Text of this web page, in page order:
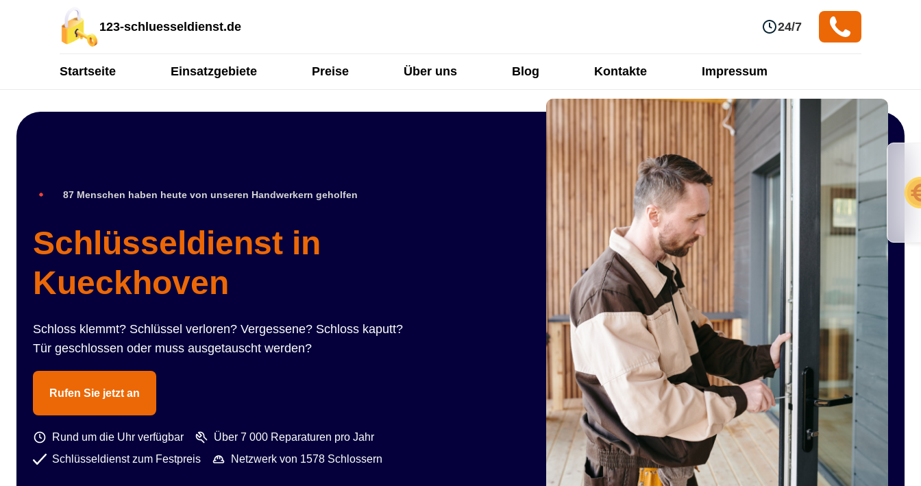
123-schluesseldienst.de 24/7
Startseite Einsatzgebiete Preise Über uns Blog Kontakte Impressum
87 Menschen haben heute von unseren Handwerkern geholfen
Schlüsseldienst in
Kueckhoven
Schloss klemmt? Schlüssel verloren? Vergessene? Schloss kaputt?
Tür geschlossen oder muss ausgetauscht werden?
Rufen Sie jetzt an
Rund um die Uhr verfügbar
Über 7 000 Reparaturen pro Jahr
Schlüsseldienst zum Festpreis
Netzwerk von 1578 Schlossern